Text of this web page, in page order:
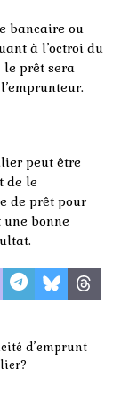
bancaire ou
à l’octroi du
le prêt sera
peut être
de le
de prêt pour
bonne
d’emprunt